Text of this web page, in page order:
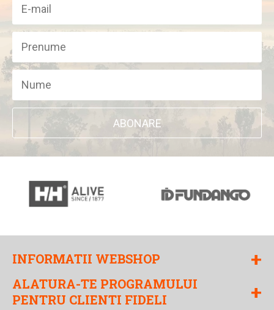
ABONARE
INFORMATII WEBSHOP +
ALATURA-TE PROGRAMULUI
PENTRU CLIENTI FIDELI
+